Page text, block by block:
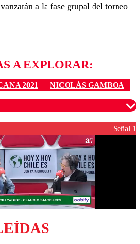
a la fase grupal del torneo
A EXPLORAR:
2021 NICOLÁS GAMBOA
son moderados para garantizar un
diálogo respetuoso.
Señal 1